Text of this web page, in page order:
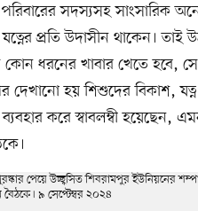
সদস্যসহ সাংসারিক
প্রতি উদাসীন থাকেন।
কোন ধরনের খাবার খেতে হবে,
দেখানো হয় শিশুদের বিকাশ,
ব্যবহার করে স্বাবলম্বী